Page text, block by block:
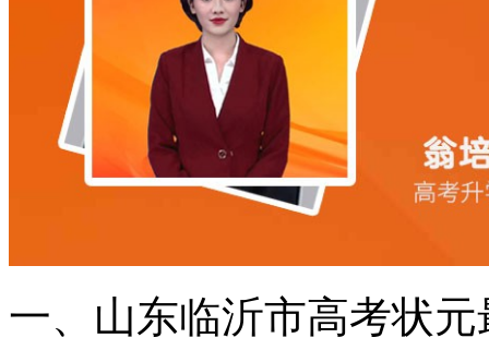
一、山东临沂市高考状